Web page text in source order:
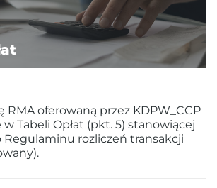
RMA oferowaną przez KDPW_CCP
Tabeli Opłat (pkt. 5) stanowiącej
Regulaminu rozliczeń transakcji